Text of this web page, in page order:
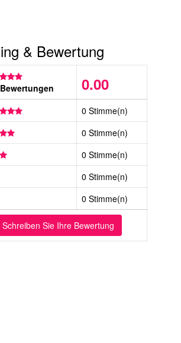
& Bewertung
0.00
0 Stimme(n)
0 Stimme(n)
0 Stimme(n)
0 Stimme(n)
0 Stimme(n)
Schreiben Sie Ihre Bewertung